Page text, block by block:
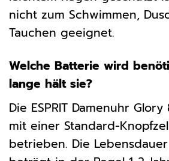
nicht zum Schwimmen,
Tauchen geeignet.
Welche Batterie wird
lange hält sie?
Die ESPRIT Damenuhr
mit einer Standard-
betrieben. Die